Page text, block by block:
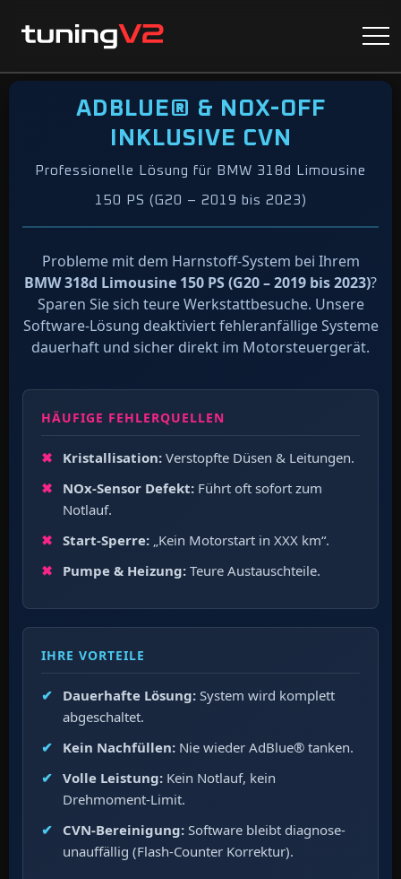
ADBLUE® & NOX-OFF
INKLUSIVE CVN
Professionelle Lösung für BMW 318d Limousine
150 PS (G20 – 2019 bis 2023)
Probleme mit dem Harnstoff-System bei Ihrem
BMW 318d Limousine 150 PS (G20 – 2019 bis 2023)?
Sparen Sie sich teure Werkstattbesuche. Unsere
Software-Lösung deaktiviert fehleranfällige Systeme
dauerhaft und sicher direkt im Motorsteuergerät.
HÄUFIGE FEHLERQUELLEN
Kristallisation: Verstopfte Düsen & Leitungen.
NOx-Sensor Defekt: Führt oft sofort zum
Notlauf.
Start-Sperre: „Kein Motorstart in XXX km“.
Pumpe & Heizung: Teure Austauschteile.
IHRE VORTEILE
Dauerhafte Lösung: System wird komplett
abgeschaltet.
Kein Nachfüllen: Nie wieder AdBlue® tanken.
Volle Leistung: Kein Notlauf, kein
Drehmoment-Limit.
CVN-Bereinigung: Software bleibt diagnose-
unauffällig (Flash-Counter Korrektur).